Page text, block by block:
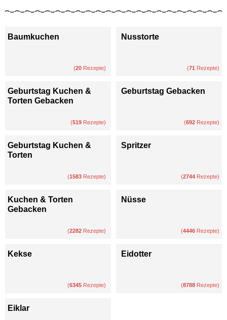
Baumkuchen
(20 Rezepte)
Nusstorte
(71 Rezepte)
Geburtstag Kuchen &
Torten Gebacken
(519 Rezepte)
Geburtstag Gebacken
(692 Rezepte)
Geburtstag Kuchen &
Torten
(1583 Rezepte)
Spritzer
(2744 Rezepte)
Kuchen & Torten
Gebacken
(2282 Rezepte)
Nüsse
(4446 Rezepte)
Kekse
(6345 Rezepte)
Eidotter
(8788 Rezepte)
Eiklar